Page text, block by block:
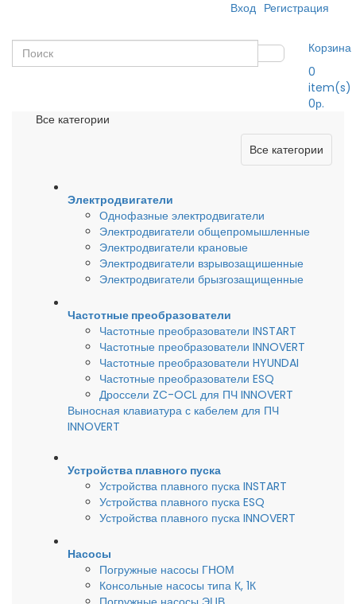
Вход Регистрация
Корзина
0
item(s)
0р.
Все категории
Все категории
Электродвигатели
Однофазные электродвигатели
Электродвигатели общепромышленные
Электродвигатели крановые
Электродвигатели взрывозащишенные
Электродвигатели брызгозащищенные
Частотные преобразователи
Частотные преобразователи INSTART
Частотные преобразователи INNOVERT
Частотные преобразователи HYUNDAI
Частотные преобразователи ESQ
Дроссели ZC-OCL для ПЧ INNOVERT
Выносная клавиатура с кабелем для ПЧ
INNOVERT
Устройства плавного пуска
Устройства плавного пуска INSTART
Устройства плавного пуска ESQ
Устройства плавного пуска INNOVERT
Насосы
Погружные насосы ГНОМ
Консольные насосы типа К, 1К